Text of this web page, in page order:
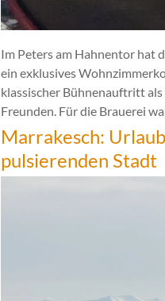
Im Peters am Hahnentor hat
ein exklusives
klassischer Bühnenauftritt
Freunden. Für die Brauerei
Marrakesch:
pulsierenden Stadt